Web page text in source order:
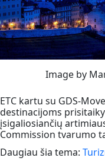
Image by
ETC kartu su GDS-
destinacijoms
įsigaliosiančių
Commission tvarumo
Daugiau šia tema: